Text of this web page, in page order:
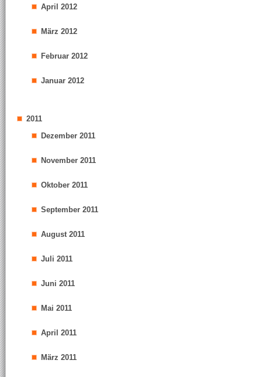
April 2012
März 2012
Februar 2012
Januar 2012
2011
Dezember 2011
November 2011
Oktober 2011
September 2011
August 2011
Juli 2011
Juni 2011
Mai 2011
April 2011
März 2011